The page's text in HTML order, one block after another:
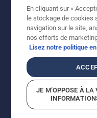
© Husqvarna AB
indiqués sont des
indiqués sont des
incluse), sauf si le
Politique relative
En cliquant sur «
le stockage de cookies
navigation sur le site,
nos efforts de
Lisez notre politique
JE M’OPPOSE À LA